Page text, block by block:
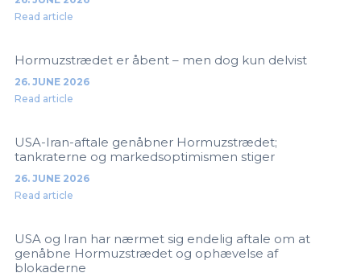
Read article
Hormuzstrædet er åbent – men dog kun delvist
26. JUNE 2026
Read article
USA-Iran-aftale genåbner Hormuzstrædet;
tankraterne og markedsoptimismen stiger
26. JUNE 2026
Read article
USA og Iran har nærmet sig endelig aftale om at
genåbne Hormuzstrædet og ophævelse af
blokaderne